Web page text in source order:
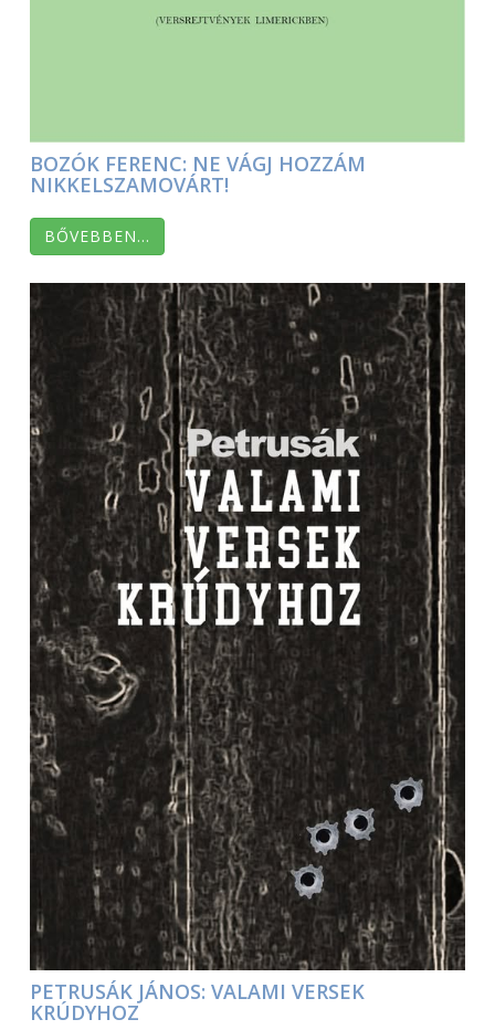
BOZÓK FERENC: NE VÁGJ HOZZÁM
NIKKELSZAMOVÁRT!
BŐVEBBEN…
PETRUSÁK JÁNOS: VALAMI VERSEK
KRÚDYHOZ